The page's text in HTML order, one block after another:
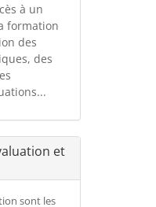
à un
formation
des
des
et
sont les